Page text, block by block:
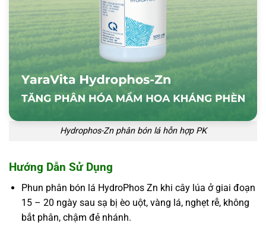
Hydrophos-Zn phân bón lá hỗn hợp PK
Hướng Dẫn Sử Dụng
Phun phân bón lá HydroPhos Zn khi cây lúa ở giai đoạn
15 – 20 ngày sau sạ bị èo uột, vàng lá, nghẹt rễ, không
bắt phân, chậm đẻ nhánh.